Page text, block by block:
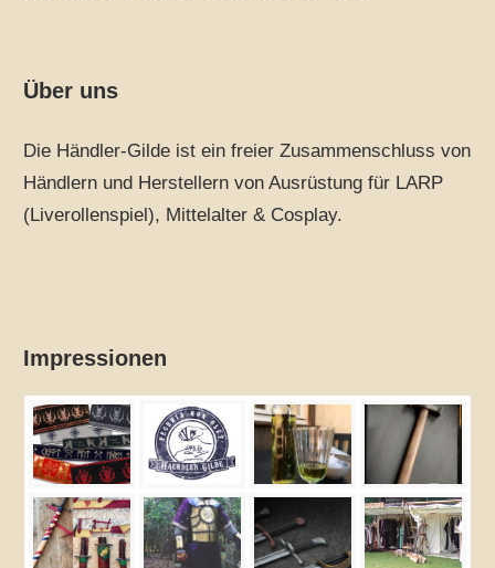
Über uns
Die Händler-Gilde ist ein freier Zusammenschluss von
Händlern und Herstellern von Ausrüstung für LARP
(Liverollenspiel), Mittelalter & Cosplay.
Impressionen